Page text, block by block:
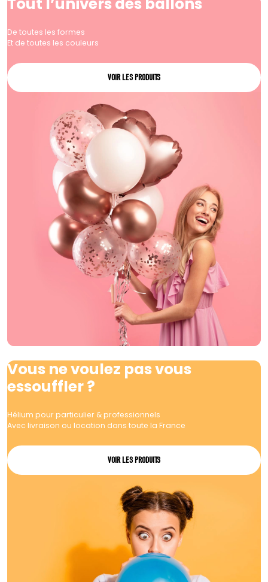
De toutes les formes
Et de toutes les couleurs
VOIR LES PRODUITS
Vous ne voulez pas vous
essouffler ?
Hélium pour particulier & professionnels
Avec livraison ou location dans toute la France
VOIR LES PRODUITS